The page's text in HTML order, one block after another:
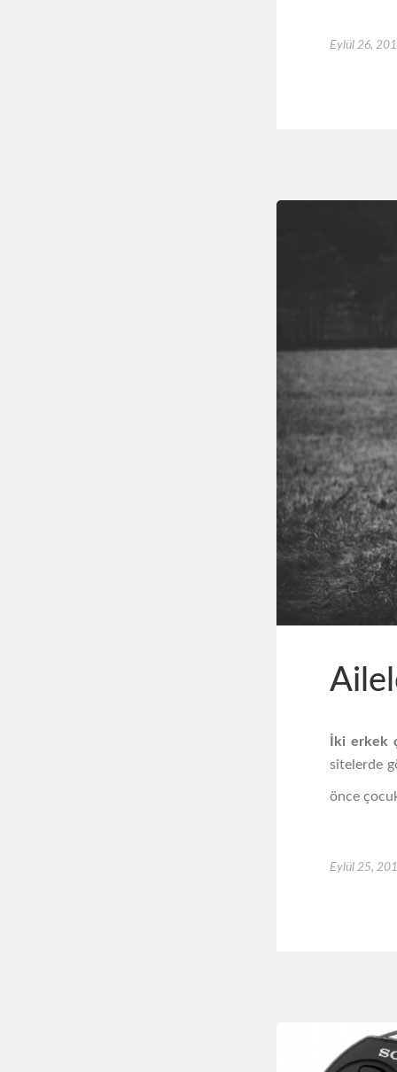
Eylül 26,
İki erkek
sitelerde
önce
Eylül 25,